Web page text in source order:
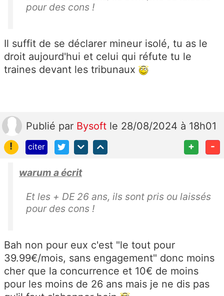
pour des cons !
Il suffit de se déclarer mineur isolé, tu as le
droit aujourd'hui et celui qui réfute tu le
traines devant les tribunaux
Publié par Bysoft le 28/08/2024 à 18h01
!
citer + -
warum a écrit
Et les + DE 26 ans, ils sont pris ou laissés
pour des cons !
Bah non pour eux c'est "le tout pour
39.99€/mois, sans engagement" donc moins
cher que la concurrence et 10€ de moins
pour les moins de 26 ans mais je ne dis pas